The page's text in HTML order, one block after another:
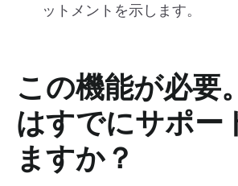
ットメントを示します。
この機能が必要
はすでにサポー
ますか？